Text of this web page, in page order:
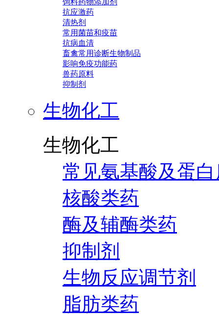
饲料药物添加剂
抗应激药
清热剂
常用菌苗和疫苗
抗病血清
畜禽常用诊断生物制品
影响免疫功能药
兽药原料
抑制剂
生物化工
生物化工
常见氨基酸及蛋
核酸类药
酶及辅酶类药
抑制剂
生物反应调节剂
脂肪类药